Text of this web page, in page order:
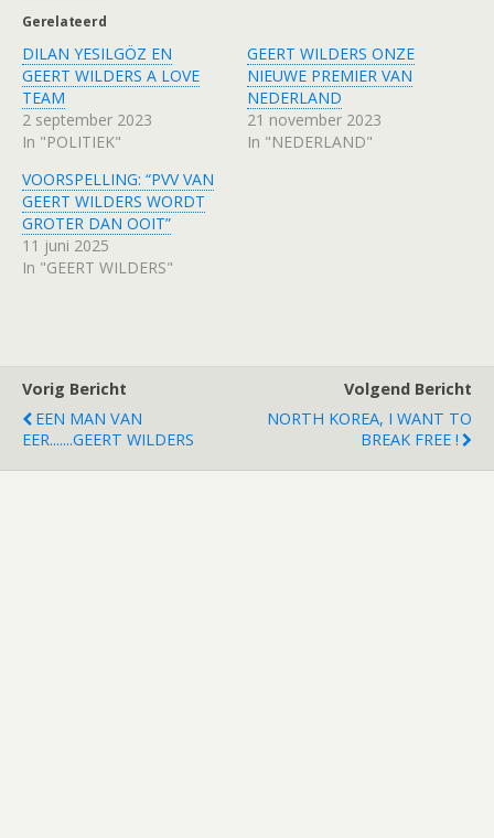
Gerelateerd
DILAN YESILGÖZ EN
GEERT WILDERS A LOVE
TEAM
2 september 2023
In "POLITIEK"
GEERT WILDERS ONZE
NIEUWE PREMIER VAN
NEDERLAND
21 november 2023
In "NEDERLAND"
VOORSPELLING: “PVV VAN
GEERT WILDERS WORDT
GROTER DAN OOIT”
11 juni 2025
In "GEERT WILDERS"
Vorig Bericht
EEN MAN VAN
EER.......GEERT WILDERS
Volgend Bericht
NORTH KOREA, I WANT TO
BREAK FREE !